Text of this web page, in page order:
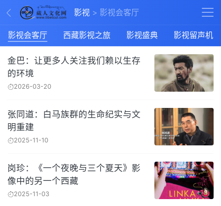
影视 影视会客厅
影视会客厅 西藏影视之旅 影视盛典 影视留声机
金巴：让更多人关注我们赖以生存
的环境
2026-03-20
张同道：白马族群的生命纪实与文
明重建
2025-11-10
岗珍：《一个夜晚与三个夏天》影
像中的另一个西藏
2025-11-03